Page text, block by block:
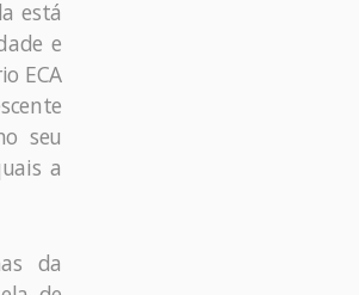
está
e
ECA
seu
a
da